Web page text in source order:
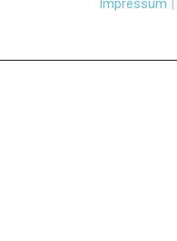
Impressum |